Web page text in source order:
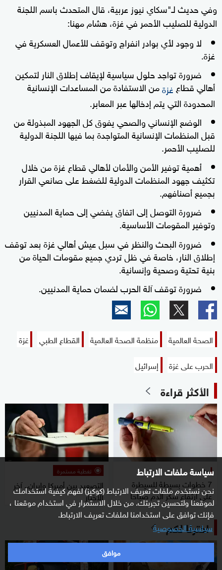
سياسة ملفات الارتباط
نحن نستخدم ملفات تعريف الارتباط (كوكيز) لفهم كيفية استخدامك
لموقعنا ولتحسين تجربتك. من خلال الاستمرار في استخدام موقعنا ،
فإنك توافق على استخدامنا لملفات تعريف الارتباط.
سياسية الخصوصية
موافق
وفي حديث لـ"سكاي نيوز عربية، قال المتحدث باسم اللجنة
الدولية للصليب الأحمر في غزة، هشام مهنا:
لا وجود لأي بوادر انفراج وتوقف للأعمال العسكرية في
غزة.
ضرورة تواجد حلول سياسية لإيقاف إطلاق النار لتمكين
أهالي قطاع غزةمن الاستفادة من المساعدات الإنسانية
المحدودة التي يتم إدخالها عبر المعابر.
الوضع الإنساني والصحي يفوق كل الجهود المبذولة من
قبل المنظمات الإنسانية المتواجدة بما فيها اللجنة الدولية
للصليب الأحمر.
أهمية توفير الأمن والأمان لأهالي قطاع غزة من خلال
تكثيف جهود المنظمات الدولية للضغط على صانعي القرار
بجميع أصنافهم.
ضرورة التوصل إلى اتفاق يفضي إلى حماية المدنيين
وتوفير المقومات الأساسية.
ضرورة البحث والنظر في سبل عيش أهالي غزة بعد توقف
إطلاق النار، خاصة في ظل تردي جميع مقومات الحياة من
بنية تحتية وصحية وإنسانية.
ضرورة توقف آلة الحرب لضمان حماية المدنيين.
الصحة العالمية منظمة الصحة العالمية القطاع الطبي
غزة
الحرب على غزة
إسرائيل
الأكثر قراءة
علوم
7 خطوات بسيطة للسيطرة
على ارتفاع سكر الدم صباحا
تغطية مستمرة
التصعيد بين أميركا وإيران.. آخر
الأخبار
اخترنا لكم